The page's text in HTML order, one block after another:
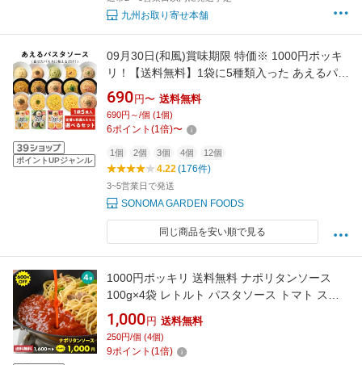
九州お取り寄せ本舗
ポイントUPジャンル
09月30日(和風)賞味期限 特価※ 1000円ポッキ
リ！【送料無料】1袋に5種類入った あえるパス
タソース 定番 [5種類入り] 和風 [5種類入り]たら
こ[5種類入り] [1袋/2袋/4袋/12袋] 和える スパゲ
ティーソース 簡単 詰め合わせ まとめ買い【常
690 円〜 送料無料
690円～/個 (1個)
6ポイント (1倍)〜
1個 2個 3個 4個 12個
4.22(176件)
3~5営業日で発送
SONOMA GARDEN FOODS
同じ商品を安い順で見る
1000円ポッキリ 送料無料 ナポリタンソース
100g×4袋 レトルト パスタソース トマト スパ
ゲッティ お取り寄せグルメ レストランハチ ギ
フト
1,000 円 送料無料
250円/個 (4個)
9ポイント (1倍)